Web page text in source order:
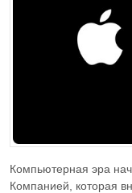
Компьютерная эра
Компанией, которая